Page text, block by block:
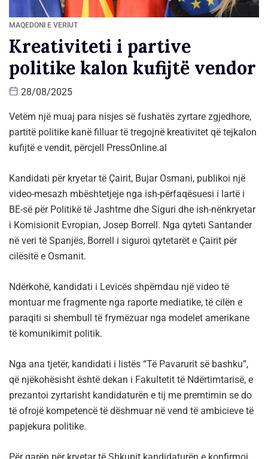
MAQEDONI E VERIUT
Kreativiteti i partive
politike kalon kufijtë vendor
28/08/2025
Vetëm një muaj para nisjes së fushatës zyrtare zgjedhore,
partitë politike kanë filluar të tregojnë kreativitet që tejkalon
kufijtë e vendit, përcjell PressOnline.al
Kandidati për kryetar të Çairit, Bujar Osmani, publikoi një
video-mesazh mbështetjeje nga ish-përfaqësuesi i lartë i
BE-së për Politikë të Jashtme dhe Siguri dhe ish-nënkryetar
i Komisionit Evropian, Josep Borrell. Nga qyteti Santander
në veri të Spanjës, Borrell i siguroi qytetarët e Çairit për
cilësitë e Osmanit.
Ndërkohë, kandidati i Levicës shpërndau një video të
montuar me fragmente nga raporte mediatike, të cilën e
paraqiti si shembull të frymëzuar nga modelet amerikane
të komunikimit politik.
Nga ana tjetër, kandidati i listës “Të Pavarurit së bashku”,
që njëkohësisht është dekan i Fakultetit të Ndërtimtarisë, e
prezantoi zyrtarisht kandidaturën e tij me premtimin se do
të ofrojë kompetencë të dëshmuar në vend të ambicieve të
papjekura politike.